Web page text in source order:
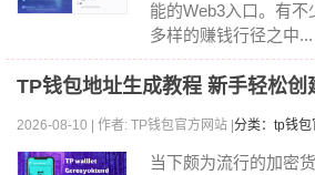
能的Web3入口。有
多样的赚钱行径之中...
TP钱包地址生成教程 新手轻松创
2026-08-10 | 作者: TP钱包官方网站 | 分类：tp钱
当下颇为流行的加密